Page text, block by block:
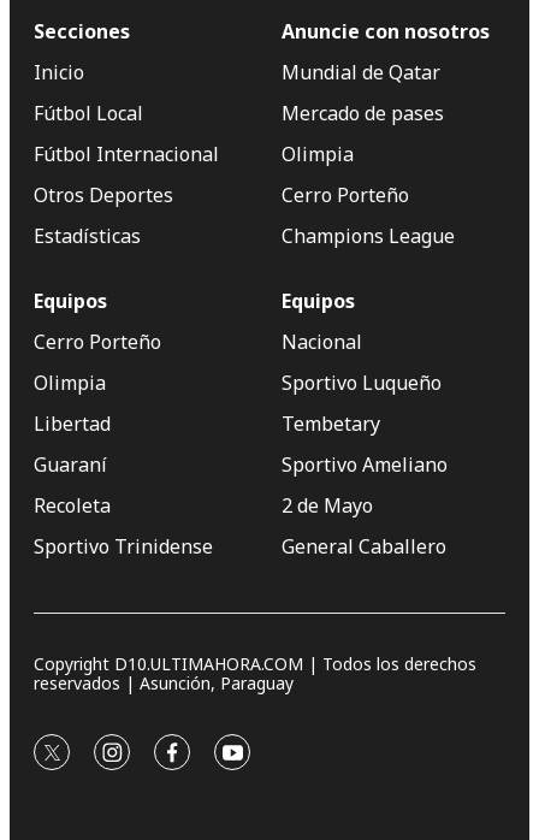
Secciones
Inicio
Fútbol Local
Fútbol Internacional
Otros Deportes
Estadísticas
Anuncie con nosotros
Mundial de Qatar
Mercado de pases
Olimpia
Cerro Porteño
Champions League
Equipos
Cerro Porteño
Olimpia
Libertad
Guaraní
Recoleta
Sportivo Trinidense
Equipos
Nacional
Sportivo Luqueño
Tembetary
Sportivo Ameliano
2 de Mayo
General Caballero
Copyright D10.ULTIMAHORA.COM | Todos los derechos
reservados | Asunción, Paraguay
twitterinstagram
facebookyoutube